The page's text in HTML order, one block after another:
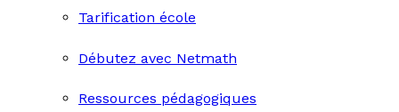
Tarification école
Débutez avec Netmath
Ressources pédagogiques